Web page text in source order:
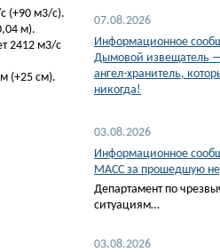
(+90 м3/с).
м).
2412 м3/с
(+25 см).
07.08.2026
Информационное
Дымовой извещатель
ангел-хранитель,
никогда!
03.08.2026
Информационное
МАСС за прошедшую
Департамент по
ситуациям…
03.08.2026